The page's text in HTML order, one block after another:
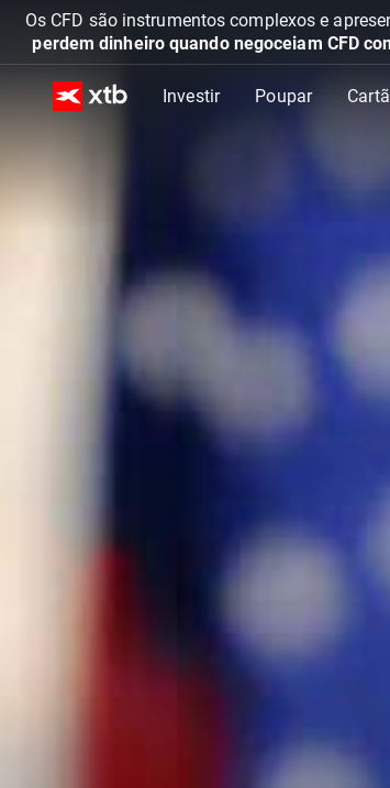
Os CFD são instrumentos complexos e
perdem dinheiro quando negoceiam CFD
Investir Poupar